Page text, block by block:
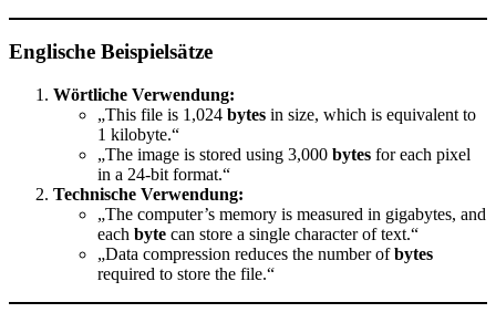
Englische Beispielsätze
Wörtliche Verwendung:
„This file is 1,024 bytes in size, which is equivalent to
1 kilobyte.“
„The image is stored using 3,000 bytes for each pixel
in a 24-bit format.“
Technische Verwendung:
„The computer’s memory is measured in gigabytes, and
each byte can store a single character of text.“
„Data compression reduces the number ofbytes
required to store the file.“